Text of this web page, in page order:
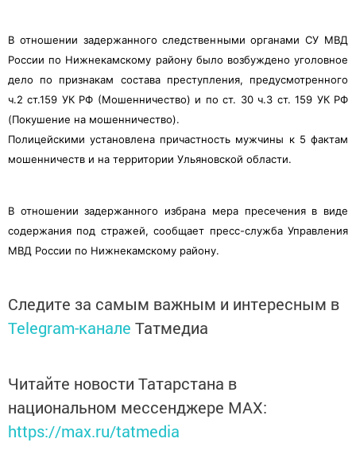
В отношении задержанного следственными органами СУ МВД
России по Нижнекамскому району было возбуждено уголовное
дело по признакам состава преступления, предусмотренного
ч.2 ст.159 УК РФ (Мошенничество) и по ст. 30 ч.3 ст. 159 УК РФ
(Покушение на мошенничество).
Полицейскими установлена причастность мужчины к 5 фактам
мошенничеств и на территории Ульяновской области.
В отношении задержанного избрана мера пресечения в виде
содержания под стражей, сообщает пресс-служба Управления
МВД России по Нижнекамскому району.
Следите за самым важным и интересным в
Telegram-канале Татмедиа
Читайте новости Татарстана в
национальном мессенджере MАХ:
https://max.ru/tatmedia